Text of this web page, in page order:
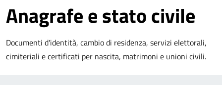
Anagrafe e stato civile
Documenti d'identità, cambio di residenza, servizi elettorali,
cimiteriali e certificati per nascita, matrimoni e unioni civili.